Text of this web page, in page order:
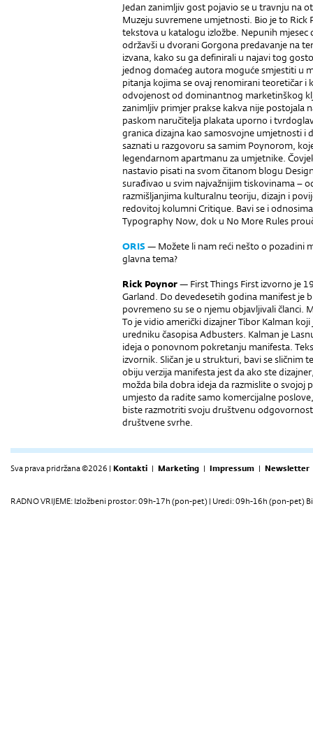
Jedan zanimljiv gost pojavio se u travnju na
Muzeju suvremene umjetnosti. Bio je to
tekstova u katalogu izložbe. Nepunih
održavši u dvorani Gorgona predavanje na
izvana, kako su ga definirali u najavi tog
jednog domaćeg autora moguće smjestiti u
pitanja kojima se ovaj renomirani teoretičar i
odvojenost od dominantnog marketinškog
zanimljiv primjer prakse kakva nije postojala
paskom naručitelja plakata uporno i
granica dizajna kao samosvojne umjetnosti i
saznati u razgovoru sa samim Poynorom,
legendarnom apartmanu za umjetnike.
nastavio pisati na svom čitanom blogu
surađivao u svim najvažnijim tiskovinama –
razmišljanjima kulturalnu teoriju, dizajn i
redovitoj kolumni Critique. Bavi se i
Typography Now, dok u No More Rules
ORIS— Možete li nam reći nešto o pozadini
glavna tema?
Rick Poynor— First Things First izvorno je
Garland. Do devedesetih godina manifest je
povremeno su se o njemu objavljivali članci.
To je vidio američki dizajner Tibor Kalman
uredniku časopisa Adbusters. Kalman je
ideja o ponovnom pokretanju manifesta.
izvornik. Sličan je u strukturi, bavi se sličnim
obiju verzija manifesta jest da ako ste
možda bila dobra ideja da razmislite o
umjesto da radite samo komercijalne
biste razmotriti svoju društvenu
društvene svrhe.
Sva prava pridržana ©2026 | Kontakti | Marketing | Impressum | Newsletter
RADNO VRIJEME: Izložbeni prostor: 09h-17h (pon-pet) | Uredi: 09h-16h (pon-pet)